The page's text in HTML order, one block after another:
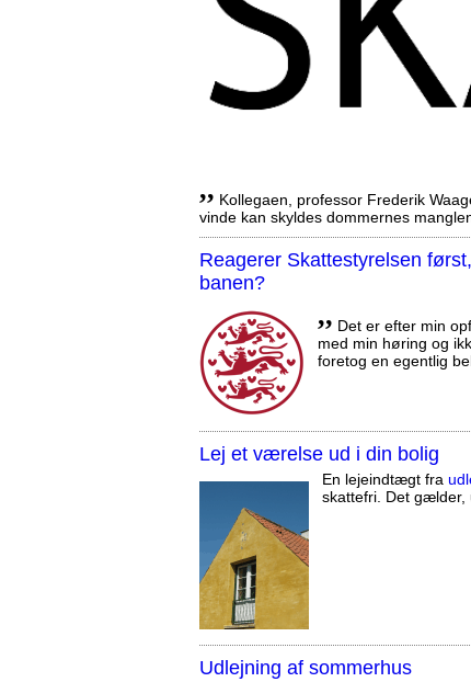
,, Kollegaen, professor Frederik
vinde kan skyldes dommernes
Reagerer Skattestyrelsen
banen?
,, Det er efter min
med min høring og
foretog en egentlig
Lej et værelse ud i din bolig
En lejeindtægt fra
skattefri. Det gælder,
Udlejning af sommerhus